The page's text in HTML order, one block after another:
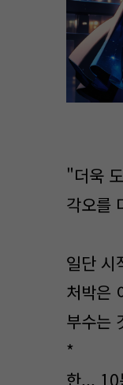
"더욱
각오를
일단 시
처박은
부수는
*
한... 10